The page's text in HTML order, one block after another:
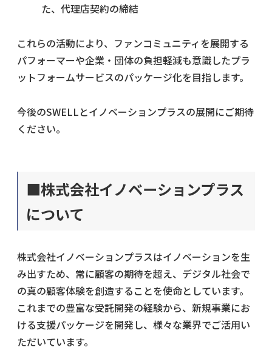
た、代理店契約の締結
これらの活動により、ファンコミュニティを展開する
パフォーマーや企業・団体の負担軽減も意識したプラ
ットフォームサービスのパッケージ化を目指します。
今後のSWELLとイノベーションプラスの展開にご期待
ください。
■株式会社イノベーションプラス
について
株式会社イノベーションプラスはイノベーションを生
み出すため、常に顧客の期待を超え、デジタル社会で
の真の顧客体験を創造することを使命としています。
これまでの豊富な受託開発の経験から、新規事業にお
ける支援パッケージを開発し、様々な業界でご活用い
ただいています。